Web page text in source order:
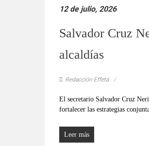
12 de julio, 2026
Salvador Cruz
alcaldías
Redacción Effetá
El secretario Salvador Cruz
fortalecer las estrategias
Leer más